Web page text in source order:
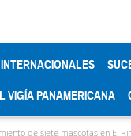
INTERNACIONALES
VIGÍA PANAMERICANA
en El Rincón de La